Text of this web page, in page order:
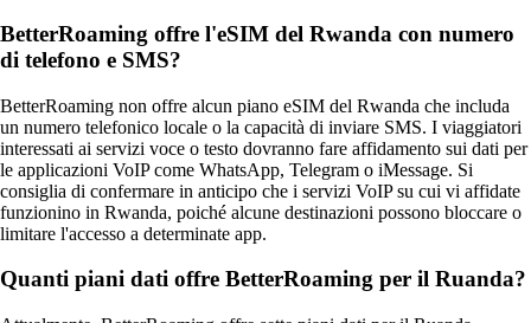
BetterRoaming offre l'eSIM del Rwanda con numero
di telefono e SMS?
BetterRoaming non offre alcun piano eSIM del Rwanda che includa
un numero telefonico locale o la capacità di inviare SMS. I viaggiatori
interessati ai servizi voce o testo dovranno fare affidamento sui dati per
le applicazioni VoIP come WhatsApp, Telegram o iMessage. Si
consiglia di confermare in anticipo che i servizi VoIP su cui vi affidate
funzionino in Rwanda, poiché alcune destinazioni possono bloccare o
limitare l'accesso a determinate app.
Quanti piani dati offre BetterRoaming per il Ruanda?